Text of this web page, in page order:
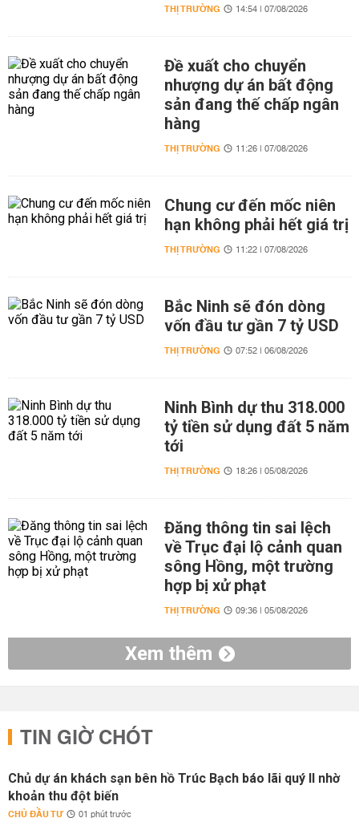
THỊ TRƯỜNG 14:54 | 07/08/2026
Đề xuất cho chuyển
nhượng dự án bất động
sản đang thế chấp ngân
hàng
THỊ TRƯỜNG 11:26 | 07/08/2026
Chung cư đến mốc niên
hạn không phải hết giá trị
THỊ TRƯỜNG 11:22 | 07/08/2026
Bắc Ninh sẽ đón dòng
vốn đầu tư gần 7 tỷ USD
THỊ TRƯỜNG 07:52 | 06/08/2026
Ninh Bình dự thu 318.000
tỷ tiền sử dụng đất 5 năm
tới
THỊ TRƯỜNG 18:26 | 05/08/2026
Đăng thông tin sai lệch
về Trục đại lộ cảnh quan
sông Hồng, một trường
hợp bị xử phạt
THỊ TRƯỜNG 09:36 | 05/08/2026
Xem thêm
TIN GIỜ CHÓT
Chủ dự án khách sạn bên hồ Trúc Bạch báo lãi quý II nhờ
khoản thu đột biến
CHỦ ĐẦU TƯ 01 phút trước